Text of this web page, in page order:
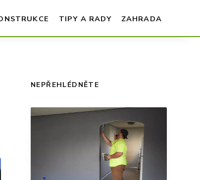
TIPY A RADY ZAHRADA
NEPŘEHLÉDNĚTE